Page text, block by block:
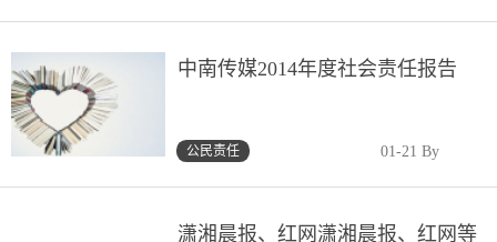
中南传媒2014年度社会责任报告
01-21 By
公民责任
潇湘晨报、红网潇湘晨报、红网等